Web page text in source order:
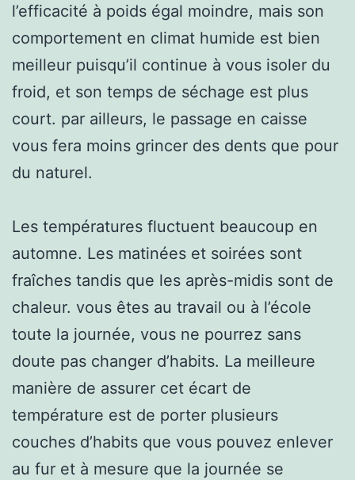
l’efficacité à poids égal moindre, mais son
comportement en climat humide est bien
meilleur puisqu’il continue à vous isoler du
froid, et son temps de séchage est plus
court. par ailleurs, le passage en caisse
vous fera moins grincer des dents que pour
du naturel.
Les températures fluctuent beaucoup en
automne. Les matinées et soirées sont
fraîches tandis que les après-midis sont de
chaleur. vous êtes au travail ou à l’école
toute la journée, vous ne pourrez sans
doute pas changer d’habits. La meilleure
manière de assurer cet écart de
température est de porter plusieurs
couches d’habits que vous pouvez enlever
au fur et à mesure que la journée se